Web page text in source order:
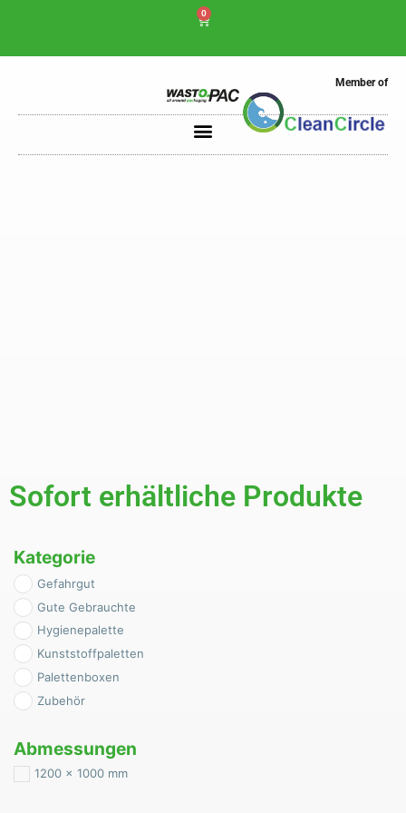
0
Member of
Sofort erhältliche Produkte
Kategorie
Gefahrgut
Gute Gebrauchte
Hygienepalette
Kunststoffpaletten
Palettenboxen
Zubehör
Abmessungen
1200 x 1000 mm